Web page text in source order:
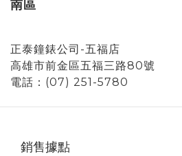
南區
正泰鐘錶公司-五福店
高雄市前金區五福三路80號
電話：(07) 251-5780
銷售據點